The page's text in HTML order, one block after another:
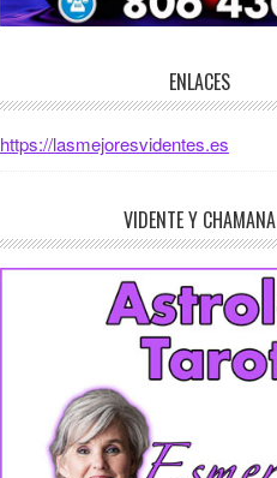
ENLACES
https://lasmejoresvidentes.es
VIDENTE Y CHAMANA